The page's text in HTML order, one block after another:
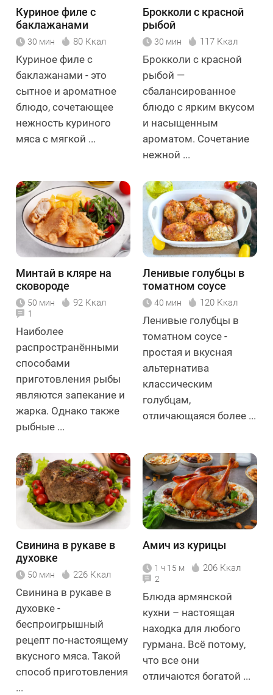
Куриное филе с
баклажанами
30 мин 80 Ккал
Куриное филе с
баклажанами - это
сытное и ароматное
блюдо, сочетающее
нежность куриного
мяса с мягкой ...
Брокколи с красной
рыбой
30 мин 117 Ккал
Брокколи с красной
рыбой —
сбалансированное
блюдо с ярким вкусом
и насыщенным
ароматом. Сочетание
нежной ...
Минтай в кляре на
сковороде
50 мин 92 Ккал
1
Наиболее
распространёнными
способами
приготовления рыбы
являются запекание и
жарка. Однако также
рыбные ...
Ленивые голубцы в
томатном соусе
40 мин 120 Ккал
Ленивые голубцы в
томатном соусе -
простая и вкусная
альтернатива
классическим
голубцам,
отличающаяся более ...
Свинина в рукаве в
духовке
50 мин 226 Ккал
Свинина в рукаве в
духовке -
беспроигрышный
рецепт по-настоящему
вкусного мяса. Такой
способ приготовления
...
Амич из курицы
1 ч 15 м 206 Ккал
2
Блюда армянской
кухни – настоящая
находка для любого
гурмана. Всё потому,
что все они
отличаются богатой ...